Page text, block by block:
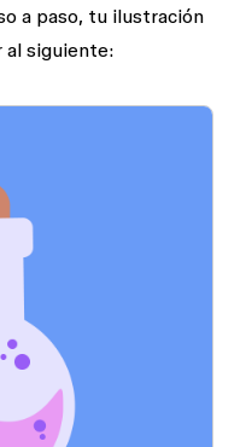
a paso, tu ilustración
al siguiente: